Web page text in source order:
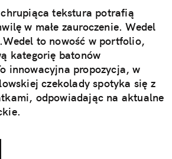
tekstura potrafią
w małe zauroczenie. Wedel
to nowość w portfolio,
kategorię batonów
innowacyjna propozycja, w
czekolady spotyka się z
odpowiadając na aktualne